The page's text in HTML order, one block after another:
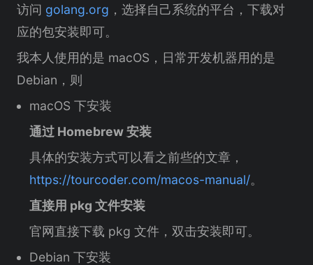
访问 golang.org ，选择自己系统的平台，下载对
应的包安装即可。
我本人使用的是 macOS，日常开发机器用的是
Debian，则
macOS 下安装
通过 Homebrew 安装
具体的安装方式可以看之前些的文章，
https://tourcoder.com/macos-manual/。
直接用 pkg 文件安装
官网直接下载 pkg 文件，双击安装即可。
Debian 下安装